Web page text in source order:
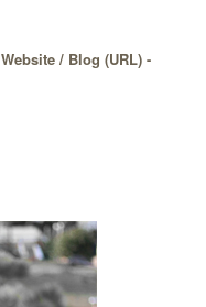
Website / Blog (URL) -